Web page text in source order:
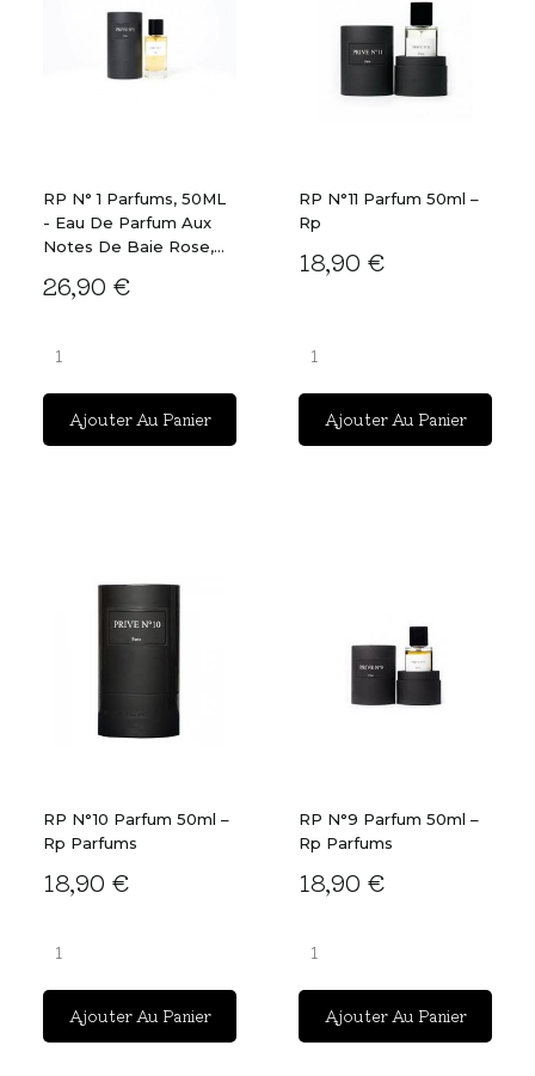
RP N° 1 Parfums, 50ML
- Eau De Parfum Aux
Notes De Baie Rose,...
26,90 €
Ajouter Au Panier
RP N°11 Parfum 50ml –
Rp
18,90 €
Ajouter Au Panier
RP N°10 Parfum 50ml –
Rp Parfums
18,90 €
Ajouter Au Panier
RP N°9 Parfum 50ml –
Rp Parfums
18,90 €
Ajouter Au Panier